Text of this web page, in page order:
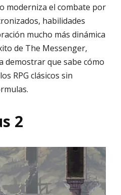
moderniza el combate por
habilidades
mucho más dinámica
de The Messenger,
demostrar que sabe cómo
RPG clásicos sin
2